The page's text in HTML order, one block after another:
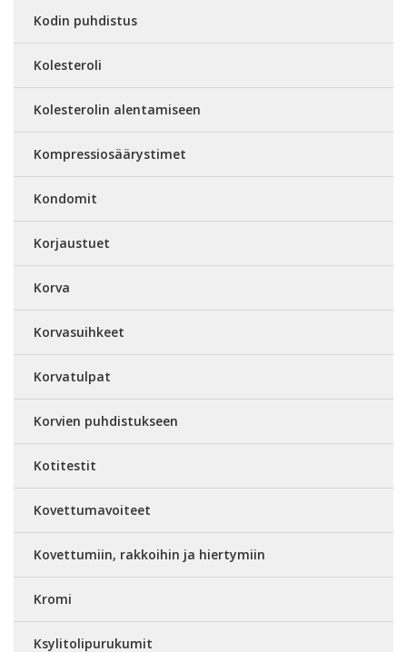
Kodin puhdistus
Kolesteroli
Kolesterolin alentamiseen
Kompressiosäärystimet
Kondomit
Korjaustuet
Korva
Korvasuihkeet
Korvatulpat
Korvien puhdistukseen
Kotitestit
Kovettumavoiteet
Kovettumiin, rakkoihin ja hiertymiin
Kromi
Ksylitolipurukumit